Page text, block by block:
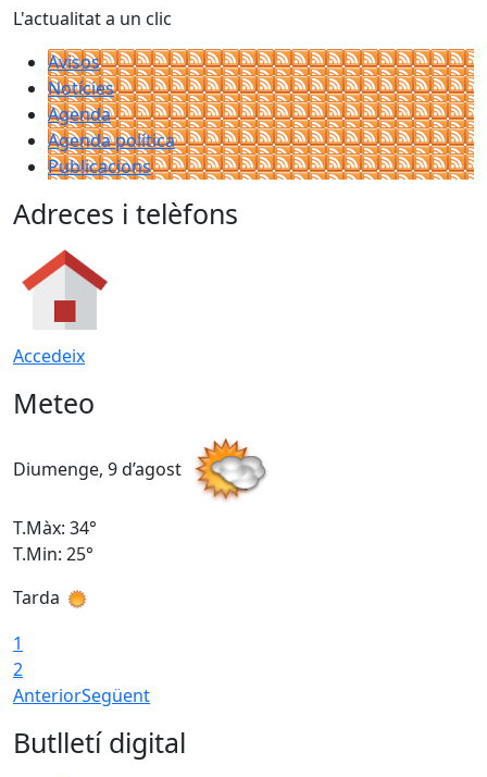
L'actualitat a un clic
Avisos
Notícies
Agenda
Agenda política
Publicacions
Adreces i telèfons
Accedeix
Meteo
Diumenge, 9 d’agost
T.Màx: 34°
T.Min: 25°
Tarda
1
2
AnteriorSegüent
Butlletí digital